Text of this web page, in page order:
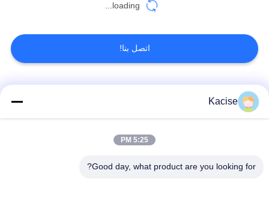
loading...
اتصل بنا!
فئات شعبية
Kacise
5:25 PM
Good day, what product are you looking for?